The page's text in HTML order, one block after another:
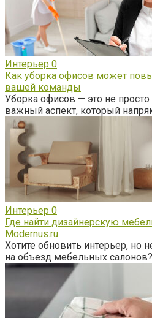
Интерьер 0
Как уборка офисов может
вашей команды
Уборка офисов — это не просто
важный аспект, который
Интерьер 0
Где найти дизайнерскую
Modernus.ru
Хотите обновить интерьер, но
на объезд мебельных